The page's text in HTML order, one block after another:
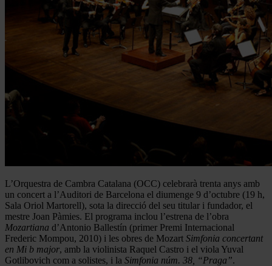
L’Orquestra de Cambra Catalana (OCC) celebrarà trenta anys amb
un concert a l’Auditori de Barcelona el diumenge 9 d’octubre (19 h,
Sala Oriol Martorell), sota la direcció del seu titular i fundador, el
mestre Joan Pàmies. El programa inclou l’estrena de l’obra
Mozartiana d’Antonio Ballestín (primer Premi Internacional
Frederic Mompou, 2010) i les obres de Mozart Simfonia concertant
en Mi b major, amb la violinista Raquel Castro i el viola Yuval
Gotlibovich com a solistes, i la Simfonia núm. 38, “Praga”.